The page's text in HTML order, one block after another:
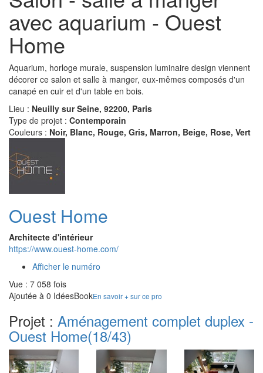
avec aquarium - Ouest
Home
Aquarium, horloge murale, suspension luminaire design viennent
décorer ce salon et salle à manger, eux-mêmes composés d'un
canapé en cuir et d'un table en bois.
Lieu : Neuilly sur Seine, 92200, Paris
Type de projet : Contemporain
Couleurs : Noir, Blanc, Rouge, Gris, Marron, Beige, Rose, Vert
Ouest Home
Architecte d'intérieur
https://www.ouest-home.com/
Afficher le numéro
Vue : 7 058 fois
Ajoutée à 0 IdéesBookEn savoir + sur ce pro
Projet : Aménagement complet duplex -
Ouest Home(18/43)